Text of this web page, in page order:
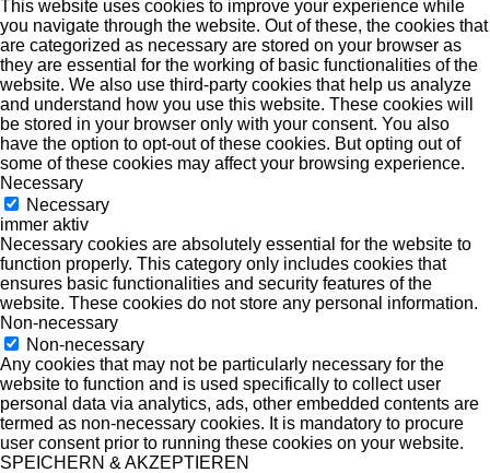
This website uses cookies to improve your experience while
you navigate through the website. Out of these, the cookies that
are categorized as necessary are stored on your browser as
they are essential for the working of basic functionalities of the
website. We also use third-party cookies that help us analyze
and understand how you use this website. These cookies will
be stored in your browser only with your consent. You also
have the option to opt-out of these cookies. But opting out of
some of these cookies may affect your browsing experience.
Necessary
Necessary
immer aktiv
Necessary cookies are absolutely essential for the website to
function properly. This category only includes cookies that
ensures basic functionalities and security features of the
website. These cookies do not store any personal information.
Non-necessary
Non-necessary
Any cookies that may not be particularly necessary for the
website to function and is used specifically to collect user
personal data via analytics, ads, other embedded contents are
termed as non-necessary cookies. It is mandatory to procure
user consent prior to running these cookies on your website.
SPEICHERN & AKZEPTIEREN